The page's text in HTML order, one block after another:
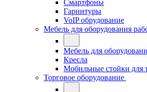
Смартфоны
Гарнитуры
VoIP обрудование
Мебель для оборудования
Мебель для
Кресла
Мобильные стойки для
Торговое оборудование